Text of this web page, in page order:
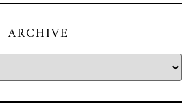
ARCHIVE